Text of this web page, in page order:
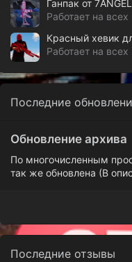
Ганпак от
Красный хевик
Последние
Обновление архива
По многочисленным
так же обновлена (В
Последние отзывы